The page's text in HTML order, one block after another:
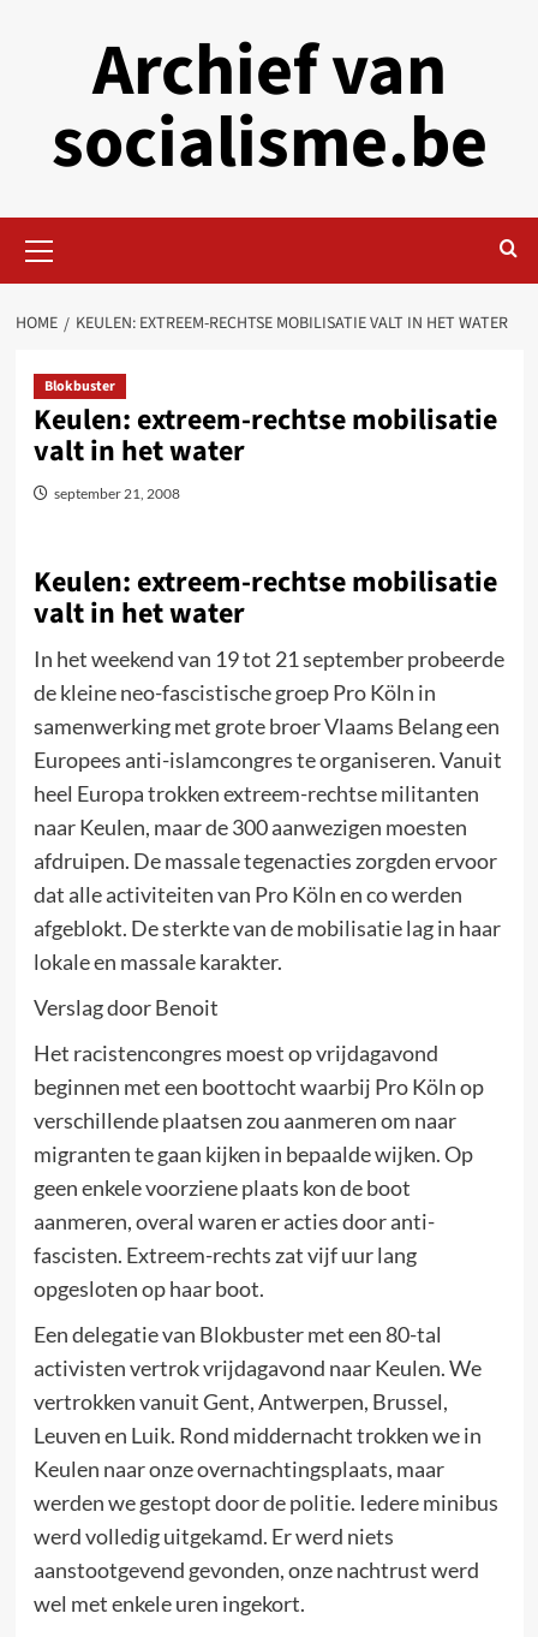
Archief van
socialisme.be
Menu
HOME KEULEN: EXTREEM-RECHTSE MOBILISATIE VALT IN HET WATER
Blokbuster
Keulen: extreem-rechtse mobilisatie
valt in het water
september 21, 2008
Keulen: extreem-rechtse mobilisatie
valt in het water
In het weekend van 19 tot 21 september probeerde
de kleine neo-fascistische groep Pro Köln in
samenwerking met grote broer Vlaams Belang een
Europees anti-islamcongres te organiseren. Vanuit
heel Europa trokken extreem-rechtse militanten
naar Keulen, maar de 300 aanwezigen moesten
afdruipen. De massale tegenacties zorgden ervoor
dat alle activiteiten van Pro Köln en co werden
afgeblokt. De sterkte van de mobilisatie lag in haar
lokale en massale karakter.
Verslag door Benoit
Het racistencongres moest op vrijdagavond
beginnen met een boottocht waarbij Pro Köln op
verschillende plaatsen zou aanmeren om naar
migranten te gaan kijken in bepaalde wijken. Op
geen enkele voorziene plaats kon de boot
aanmeren, overal waren er acties door anti-
fascisten. Extreem-rechts zat vijf uur lang
opgesloten op haar boot.
Een delegatie van Blokbuster met een 80-tal
activisten vertrok vrijdagavond naar Keulen. We
vertrokken vanuit Gent, Antwerpen, Brussel,
Leuven en Luik. Rond middernacht trokken we in
Keulen naar onze overnachtingsplaats, maar
werden we gestopt door de politie. Iedere minibus
werd volledig uitgekamd. Er werd niets
aanstootgevend gevonden, onze nachtrust werd
wel met enkele uren ingekort.